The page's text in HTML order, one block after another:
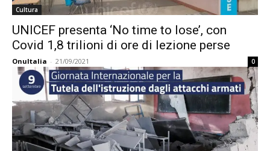
Cultura
UNICEF presenta ‘No time to lose’, con
Covid 1,8 trilioni di ore di lezione perse
OnuItalia - 21/09/2021 0